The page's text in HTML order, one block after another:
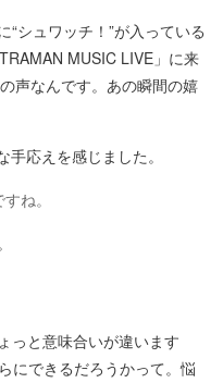
“シュワッチ！”が入っている
MUSIC LIVE」に来
声なんです。あの瞬間の嬉
応えを感じました。
ね。
っと意味合いが違います
にできるだろうかって。悩